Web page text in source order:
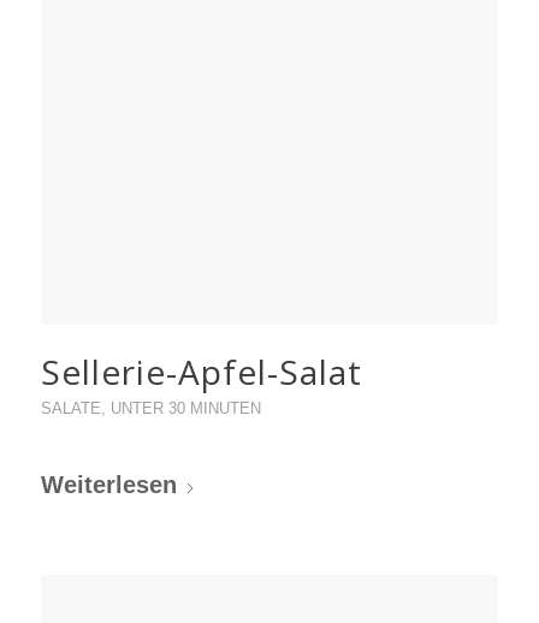
Sellerie-Apfel-Salat
SALATE, UNTER 30 MINUTEN
Weiterlesen